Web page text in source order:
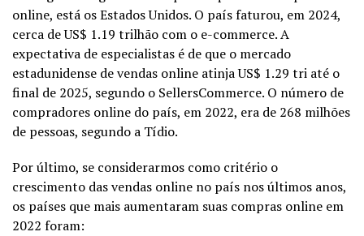
online, está os Estados Unidos. O país faturou, em 2024,
cerca de US$ 1.19 trilhão com o e-commerce. A
expectativa de especialistas é de que o mercado
estadunidense de vendas online atinja US$ 1.29 tri até o
final de 2025, segundo o SellersCommerce. O número de
compradores online do país, em 2022, era de 268 milhões
de pessoas, segundo a Tídio.
Por último, se considerarmos como critério o
crescimento das vendas online no país nos últimos anos,
os países que mais aumentaram suas compras online em
2022 foram: